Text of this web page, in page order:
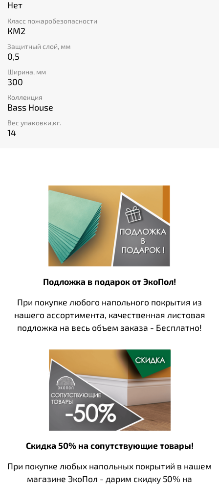
Нет
Класс пожаробезопасности
КМ2
Защитный слой, мм
0,5
Ширина, мм
300
Коллекция
Bass House
Вес упаковки,кг.
14
Подложка в подарок от ЭкоПол!
При покупке любого напольного покрытия из
нашего ассортимента, качественная листовая
подложка на весь объем заказа - Бесплатно!
Скидка 50% на сопутствующие товары!
При покупке любых напольных покрытий в нашем
магазине ЭкоПол - дарим скидку 50% на